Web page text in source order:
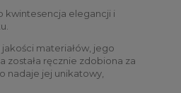
kwintesencja elegancji i
materiałów, jego
została ręcznie zdobiona za
nadaje jej unikatowy,